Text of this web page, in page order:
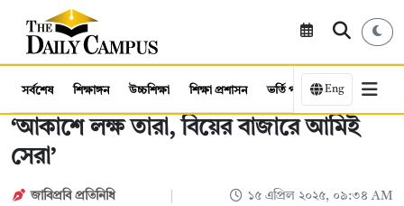
সর্বশেষ শিক্ষাঙ্গন উচ্চশিক্ষা শিক্ষা প্রশাসন ভর্তি পরীক্ষা কর্মসংস্থান
Eng
‘আকাশে লক্ষ তারা, বিয়ের বাজারে আমিই
সেরা’
জাবিপ্রবি প্রতিনিধি ১৫ এপ্রিল ২০২৫, ০৯:৩৪ AM